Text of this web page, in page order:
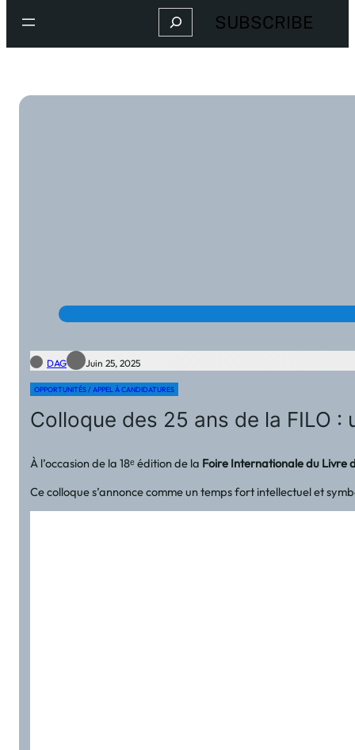
Search SUBSCRIBE
DAG Juin 25, 2025
OPPORTUNITÉS / APPEL À CANDIDATURES
Colloque des 25 ans de la FILO
À l’occasion de la 18ᵉ édition de la Foire Internationale du Livre
Ce colloque s’annonce comme un temps fort intellectuel et